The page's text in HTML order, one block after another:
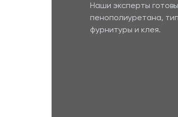
Наши эксперты
пенополиуретана,
фурнитуры и клея.